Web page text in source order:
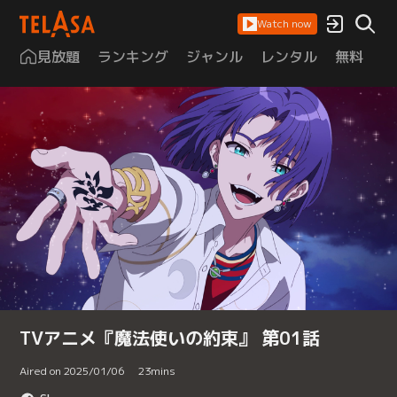
Watch now
見放題 ランキング ジャンル レンタル 無料
TVアニメ『魔法使いの約束』 第01話
Aired on 2025/01/06 23mins